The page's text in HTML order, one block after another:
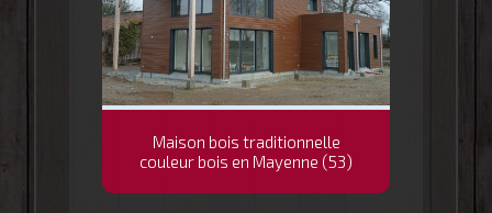
Maison bois traditionnelle
couleur bois en Mayenne (53)